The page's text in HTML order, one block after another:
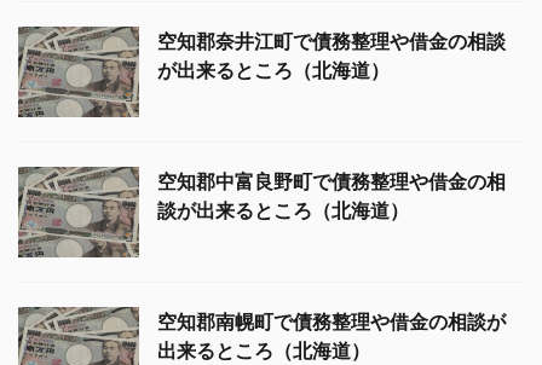
空知郡奈井江町で債務整理や借金の相談
が出来るところ（北海道）
空知郡中富良野町で債務整理や借金の相
談が出来るところ（北海道）
空知郡南幌町で債務整理や借金の相談が
出来るところ（北海道）